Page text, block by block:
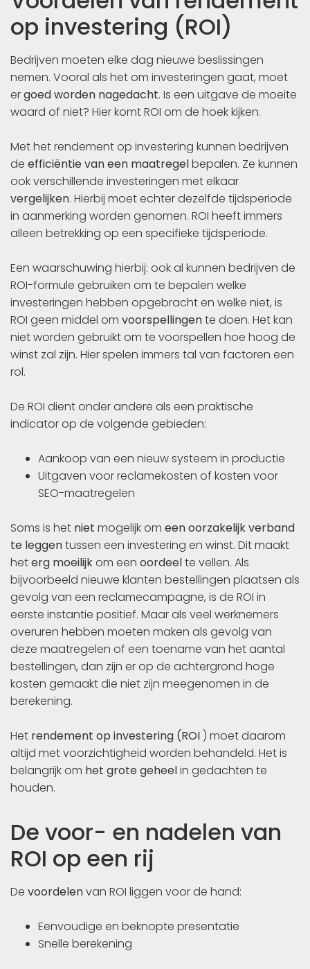
op investering (ROI)
Bedrijven moeten elke dag nieuwe beslissingen
nemen. Vooral als het om investeringen gaat, moet
ergoed worden nagedacht. Is een uitgave de moeite
waard of niet? Hier komt ROI om de hoek kijken.
Met het rendement op investering kunnen bedrijven
de efficiëntie van een maatregelbepalen. Ze kunnen
ook verschillende investeringen met elkaar
vergelijken. Hierbij moet echter dezelfde tijdsperiode
in aanmerking worden genomen. ROI heeft immers
alleen betrekking op een specifieke tijdsperiode.
Een waarschuwing hierbij: ook al kunnen bedrijven de
ROI-formule gebruiken om te bepalen welke
investeringen hebben opgebracht en welke niet, is
ROI geen middel om voorspellingente doen. Het kan
niet worden gebruikt om te voorspellen hoe hoog de
winst zal zijn. Hier spelen immers tal van factoren een
rol.
De ROI dient onder andere als een praktische
indicator op de volgende gebieden:
Aankoop van een nieuw systeem in productie
Uitgaven voor reclamekosten of kosten voor
SEO-maatregelen
Soms is het niet mogelijk om een oorzakelijk verband
te leggentussen een investering en winst. Dit maakt
heterg moeilijkom een oordeelte vellen. Als
bijvoorbeeld nieuwe klanten bestellingen plaatsen als
gevolg van een reclamecampagne, is de ROI in
eerste instantie positief. Maar als veel werknemers
overuren hebben moeten maken als gevolg van
deze maatregelen of een toename van het aantal
bestellingen, dan zijn er op de achtergrond hoge
kosten gemaakt die niet zijn meegenomen in de
berekening.
Het rendement op investering (ROI ) moet daarom
altijd met voorzichtigheid worden behandeld. Het is
belangrijk om het grote geheelin gedachten te
houden.
De voor- en nadelen van
ROI op een rij
De voordelenvan ROI liggen voor de hand:
Eenvoudige en beknopte presentatie
Snelle berekening